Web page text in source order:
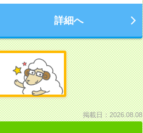
詳細へ
掲載日：2026.08.08